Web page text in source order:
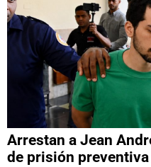
Arrestan a Jean
de prisión